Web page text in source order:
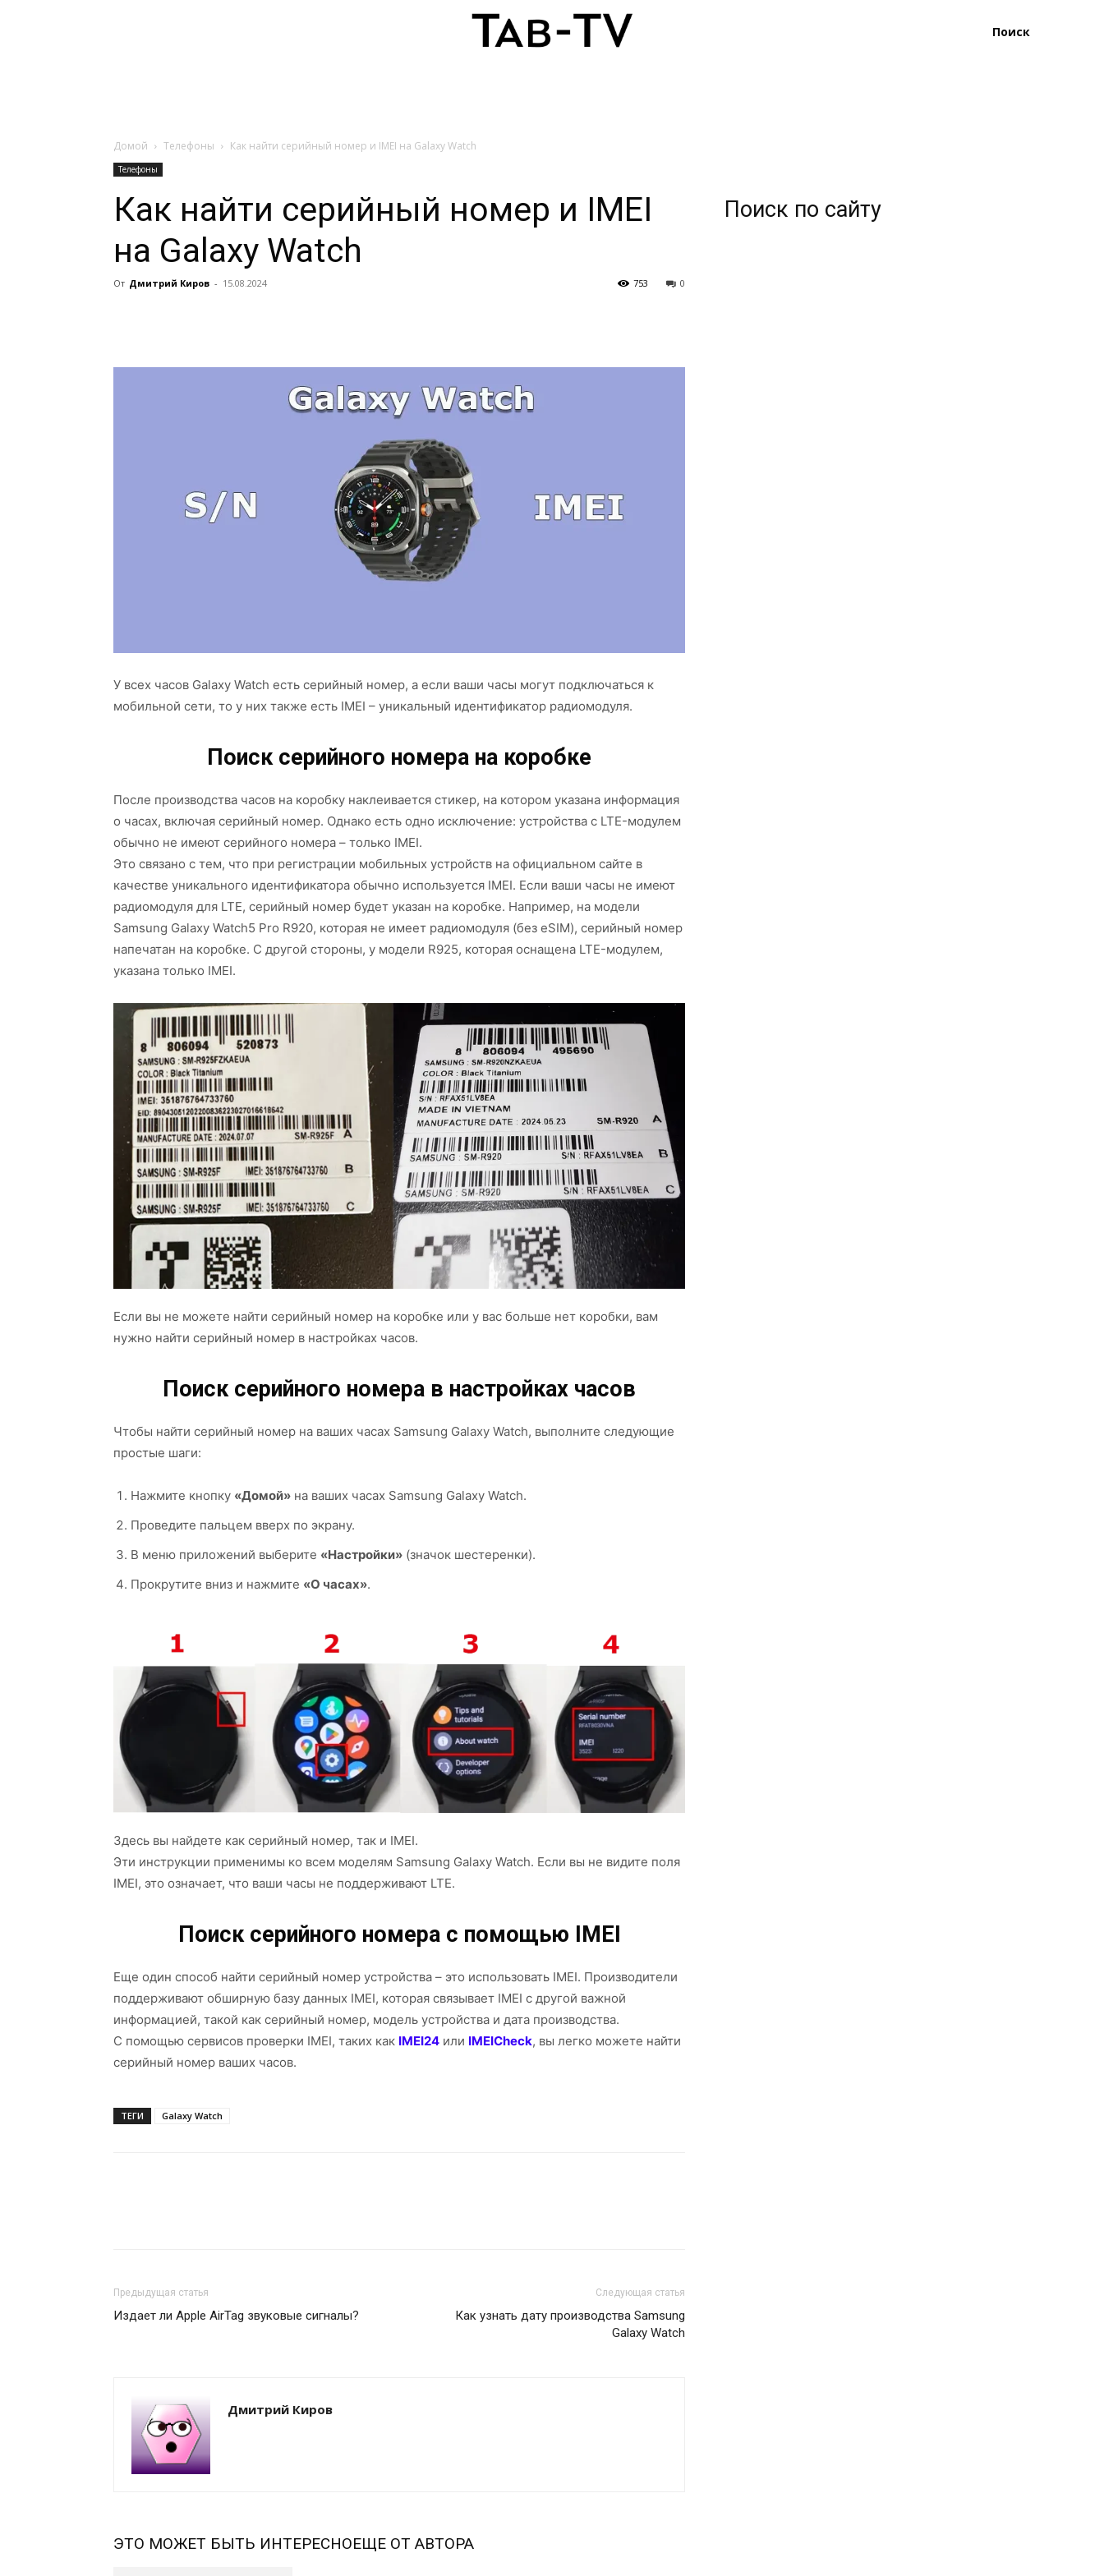
Поиск
Домой Tелефоны Как найти серийный номер и IMEI на Galaxy Watch
Tелефоны
Как найти серийный номер и IMEI
на Galaxy Watch
От Дмитрий Киров - 15.08.2024 0
753
У всех часов Galaxy Watch есть серийный номер, а если ваши часы могут подключаться к
мобильной сети, то у них также есть IMEI – уникальный идентификатор радиомодуля.
Поиск серийного номера на коробке
После производства часов на коробку наклеивается стикер, на котором указана информация
о часах, включая серийный номер. Однако есть одно исключение: устройства с LTE-модулем
обычно не имеют серийного номера – только IMEI.
Это связано с тем, что при регистрации мобильных устройств на официальном сайте в
качестве уникального идентификатора обычно используется IMEI. Если ваши часы не имеют
радиомодуля для LTE, серийный номер будет указан на коробке. Например, на модели
Samsung Galaxy Watch5 Pro R920, которая не имеет радиомодуля (без eSIM), серийный номер
напечатан на коробке. С другой стороны, у модели R925, которая оснащена LTE-модулем,
указана только IMEI.
Если вы не можете найти серийный номер на коробке или у вас больше нет коробки, вам
нужно найти серийный номер в настройках часов.
Поиск серийного номера в настройках часов
Чтобы найти серийный номер на ваших часах Samsung Galaxy Watch, выполните следующие
простые шаги:
Нажмите кнопку «Домой» на ваших часах Samsung Galaxy Watch.
Проведите пальцем вверх по экрану.
В меню приложений выберите «Настройки» (значок шестеренки).
Прокрутите вниз и нажмите «О часах».
Здесь вы найдете как серийный номер, так и IMEI.
Эти инструкции применимы ко всем моделям Samsung Galaxy Watch. Если вы не видите поля
IMEI, это означает, что ваши часы не поддерживают LTE.
Поиск серийного номера с помощью IMEI
Еще один способ найти серийный номер устройства – это использовать IMEI. Производители
поддерживают обширную базу данных IMEI, которая связывает IMEI с другой важной
информацией, такой как серийный номер, модель устройства и дата производства.
С помощью сервисов проверки IMEI, таких как IMEI24 или IMEICheck, вы легко можете найти
серийный номер ваших часов.
ТЕГИ Galaxy Watch
Предыдущая статья
Издает ли Apple AirTag звуковые сигналы?
Следующая статья
Как узнать дату производства Samsung
Galaxy Watch
Дмитрий Киров
ЭТО МОЖЕТ БЫТЬ ИНТЕРЕСНОЕЩЕ ОТ АВТОРА
Поиск по сайту